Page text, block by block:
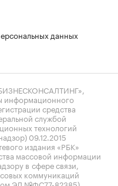
данных
информационного
средства
службой
технологий
09.12.2015
издания «РБК»
массовой информации
в сфере связи,
коммуникаций
ЭЛ №ФС77-82385)